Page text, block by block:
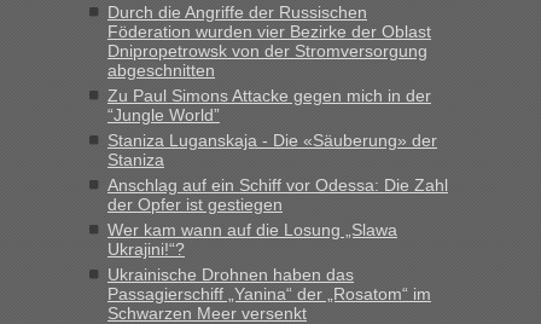
inBerichte und Reisetipps • Re: Mit dem Zug in
die Ukraine
„Man sollte aber explizit dazu schreiben, daß es ein Zug von
LeoExpress ist - und nur auf deren Webseite kann man die
Fahrkarten kaufen. Zumindest ist es die erste Umsteigefreie
Verbindung von Deutschland...“
Recht, Visa und Dokumente • Re: Deklaration
gebrauchter Kleidung beim Zoll
„Vielen Dank, mit einem Briefchen meiner Frau im Gepäck
gab es keine Probleme“
Durch die Angriffe der Russischen
Föderation wurden vier Bezirke der Oblast
Dnipropetrowsk von der Stromversorgung
abgeschnitten
Zu Paul Simons Attacke gegen mich in der
“Jungle World”
Staniza Luganskaja - Die «Säuberung» der
Staniza
Anschlag auf ein Schiff vor Odessa: Die Zahl
der Opfer ist gestiegen
Wer kam wann auf die Losung „Slawa
Ukrajini!“?
Ukrainische Drohnen haben das
Passagierschiff „Yanina“ der „Rosatom“ im
Schwarzen Meer versenkt